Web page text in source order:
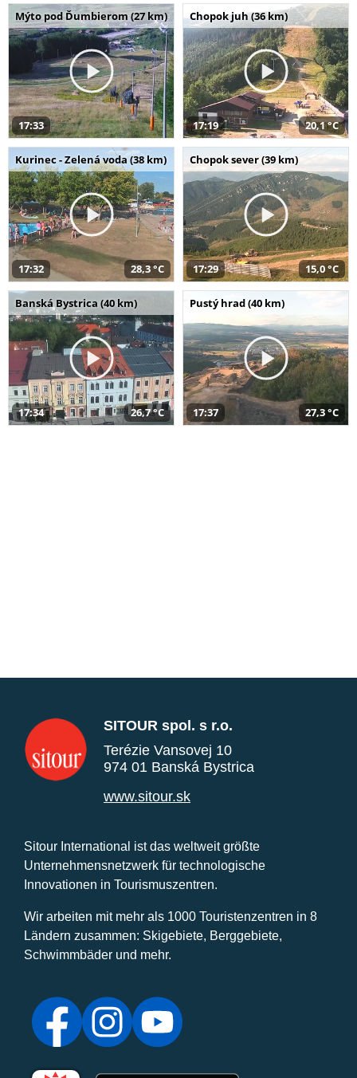
Mýto pod Ďumbierom (27 km)
17:33
Chopok juh (36 km)
17:19 20,1 °C
Kurinec - Zelená voda (38 km)
17:32 28,3 °C
Chopok sever (39 km)
17:29 15,0 °C
Banská Bystrica (40 km)
17:34 26,7 °C
Pustý hrad (40 km)
17:37 27,3 °C
SITOUR spol. s r.o.
Terézie Vansovej 10
974 01 Banská Bystrica
www.sitour.sk
Sitour International ist das weltweit größte
Unternehmensnetzwerk für technologische
Innovationen in Tourismuszentren.
Wir arbeiten mit mehr als 1000 Touristenzentren in 8
Ländern zusammen: Skigebiete, Berggebiete,
Schwimmbäder und mehr.